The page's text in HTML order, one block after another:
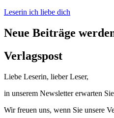
Leserin ich liebe dich
Neue Beiträge
Verlagspost
Liebe Leserin, lieber Leser,
in unserem Newsletter erwarten
Wir freuen uns, wenn Sie unsere